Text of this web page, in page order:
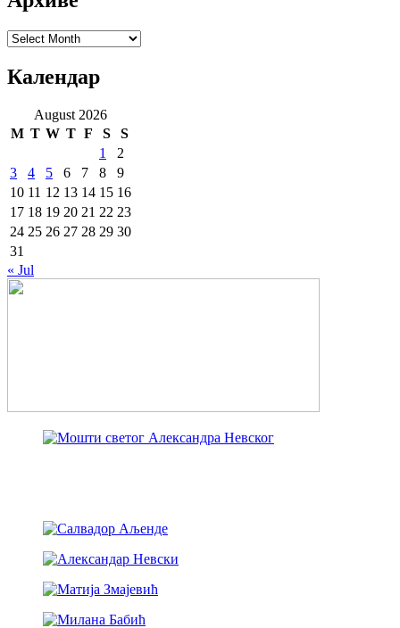
Архиве
Календар
August 2026
M T W T F S
S
1
2
3
4 5 6 7 8
9
10 11 12 13 14 15 16
17 18 19 20 21 22 23
24 25 26 27 28 29 30
31
« Jul